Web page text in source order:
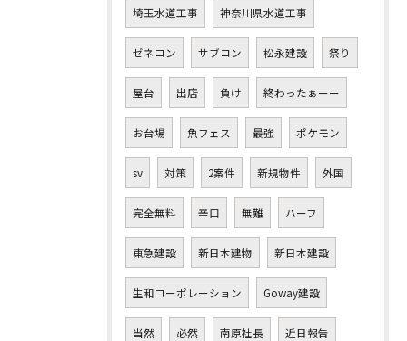
埼玉水道工事 神奈川県水道工事
ゼネコン サブコン 松永建設 祭り
屋台 出店 負け 終わったぁーー
お台場 魚フェス 最強 ポケモン
sv 対策 2案件 新規物件 外国
完全無料 辛口 無難 ハーフ
東急建設 新日本建物 新日本建設
生和コーポレーション Goway建設
当然 必然 南原社長 近日報告